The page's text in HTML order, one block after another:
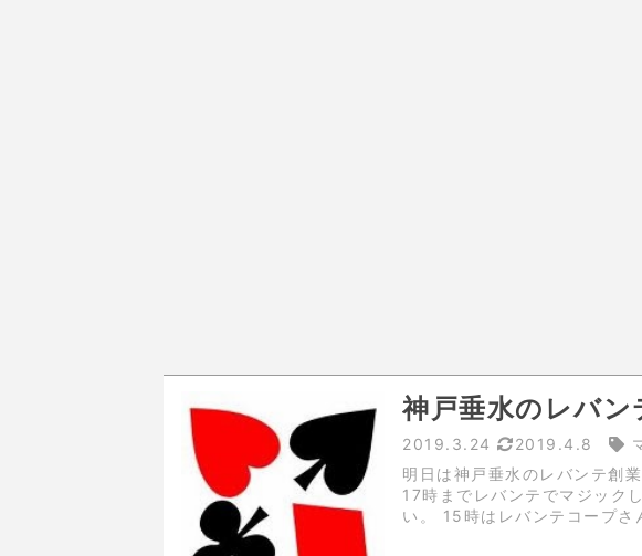
神戸垂水のレバン
2019.3.24 2019.4.8
明日は神戸垂水のレバンテ創
17時までレバンテでマジック
い。 15時はレバンテコープさん前でマジックショー。観覧無